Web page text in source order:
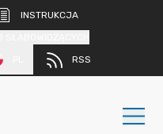
INSTRUKCJA
RSS